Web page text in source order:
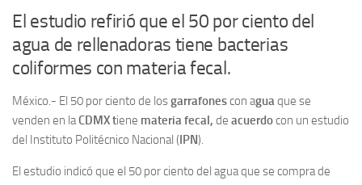
El estudio refirió que el 50 por ciento del
agua de rellenadoras tiene bacterias
coliformes con materia fecal.
México.- El 50 por ciento de losgarrafonescon aguaque se
venden en laCDMX tiene materia fecal, de acuerdocon un estudio
del Instituto Politécnico Nacional (IPN).
El estudio indicó que el 50 por ciento del agua que se compra de